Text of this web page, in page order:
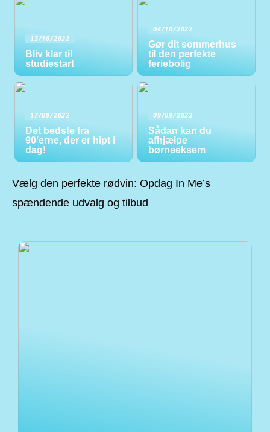
13/10/2022
Bliv klar til
studiestart
04/10/2022
Gør dit sommerhus
til den perfekte
feriebolig
17/09/2022
Det bedste fra
90’erne, der er hipt i
dag!
09/09/2022
Sådan kan du
afhjælpe
børneeksem
Vælg den perfekte rødvin: Opdag In Me’s
spændende udvalg og tilbud